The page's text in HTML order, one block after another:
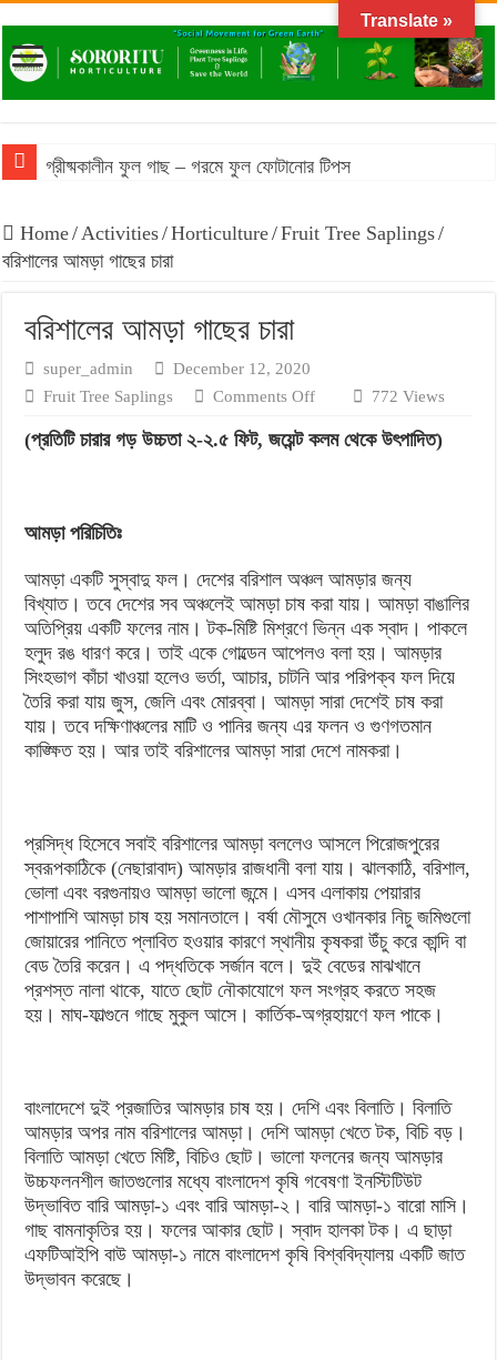
গ্রীষ্মকালীন ফুল গাছ – গরমে ফুল ফোটানোর টিপস
বাংলাদেশের আবহাওয়ায় টিকে থাকা ঔষধি গাছের তালিকা
Home/Activities/Horticulture/Fruit Tree Saplings/
বরিশালের আমড়া গাছের চারা
বরিশালের আমড়া গাছের চারা
super_admin
December 12, 2020
Fruit Tree Saplings
Comments Offon
আমড়া
772 Views
(প্রতিটি চারার গড় উচ্চতা ২-২.৫ ফিট, জয়েন্ট কলম থেকে উৎপাদিত)
আমড়া পরিচিতিঃ
আমড়া একটি সুস্বাদু ফল। দেশের বরিশাল অঞ্চল আমড়ার জন্য
বিখ্যাত। তবে দেশের সব অঞ্চলেই আমড়া চাষ করা যায়। আমড়া বাঙালির
অতিপ্রিয় একটি ফলের নাম। টক-মিষ্টি মিশ্রণে ভিন্ন এক স্বাদ। পাকলে
হলুদ রঙ ধারণ করে। তাই একে গোল্ডেন আপেলও বলা হয়। আমড়ার
সিংহভাগ কাঁচা খাওয়া হলেও ভর্তা, আচার, চাটনি আর পরিপক্ব ফল দিয়ে
তৈরি করা যায় জুস, জেলি এবং মোরব্বা। আমড়া সারা দেশেই চাষ করা
যায়। তবে দক্ষিণাঞ্চলের মাটি ও পানির জন্য এর ফলন ও গুণগতমান
কাঙ্ক্ষিত হয়। আর তাই বরিশালের আমড়া সারা দেশে নামকরা।
প্রসিদ্ধ হিসেবে সবাই বরিশালের আমড়া বললেও আসলে পিরোজপুরের
স্বরূপকাঠিকে (নেছারাবাদ) আমড়ার রাজধানী বলা যায়। ঝালকাঠি, বরিশাল,
ভোলা এবং বরগুনায়ও আমড়া ভালো জন্মে। এসব এলাকায় পেয়ারার
পাশাপাশি আমড়া চাষ হয় সমানতালে। বর্ষা মৌসুমে ওখানকার নিচু জমিগুলো
জোয়ারের পানিতে প্লাবিত হওয়ার কারণে স্থানীয় কৃষকরা উঁচু করে কান্দি বা
বেড তৈরি করেন। এ পদ্ধতিকে সর্জান বলে। দুই বেডের মাঝখানে
প্রশস্ত নালা থাকে, যাতে ছোট নৌকাযোগে ফল সংগ্রহ করতে সহজ
হয়। মাঘ-ফাল্গুনে গাছে মুকুল আসে। কার্তিক-অগ্রহায়ণে ফল পাকে।
বাংলাদেশে দুই প্রজাতির আমড়ার চাষ হয়। দেশি এবং বিলাতি। বিলাতি
আমড়ার অপর নাম বরিশালের আমড়া। দেশি আমড়া খেতে টক, বিচি বড়।
বিলাতি আমড়া খেতে মিষ্টি, বিচিও ছোট। ভালো ফলনের জন্য আমড়ার
উচ্চফলনশীল জাতগুলোর মধ্যে বাংলাদেশ কৃষি গবেষণা ইনস্টিটিউট
উদ্ভাবিত বারি আমড়া-১ এবং বারি আমড়া-২। বারি আমড়া-১ বারো মাসি।
গাছ বামনাকৃতির হয়। ফলের আকার ছোট। স্বাদ হালকা টক। এ ছাড়া
এফটিআইপি বাউ আমড়া-১ নামে বাংলাদেশ কৃষি বিশ্ববিদ্যালয় একটি জাত
উদ্ভাবন করেছে।
Translate »